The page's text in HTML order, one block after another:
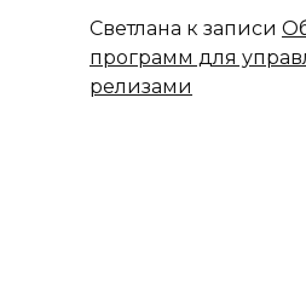
Светлана к записи
программ для
релизами